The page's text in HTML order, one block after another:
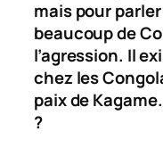
mais pour
beaucoup de
l’agression. Il
chez les
paix de
?